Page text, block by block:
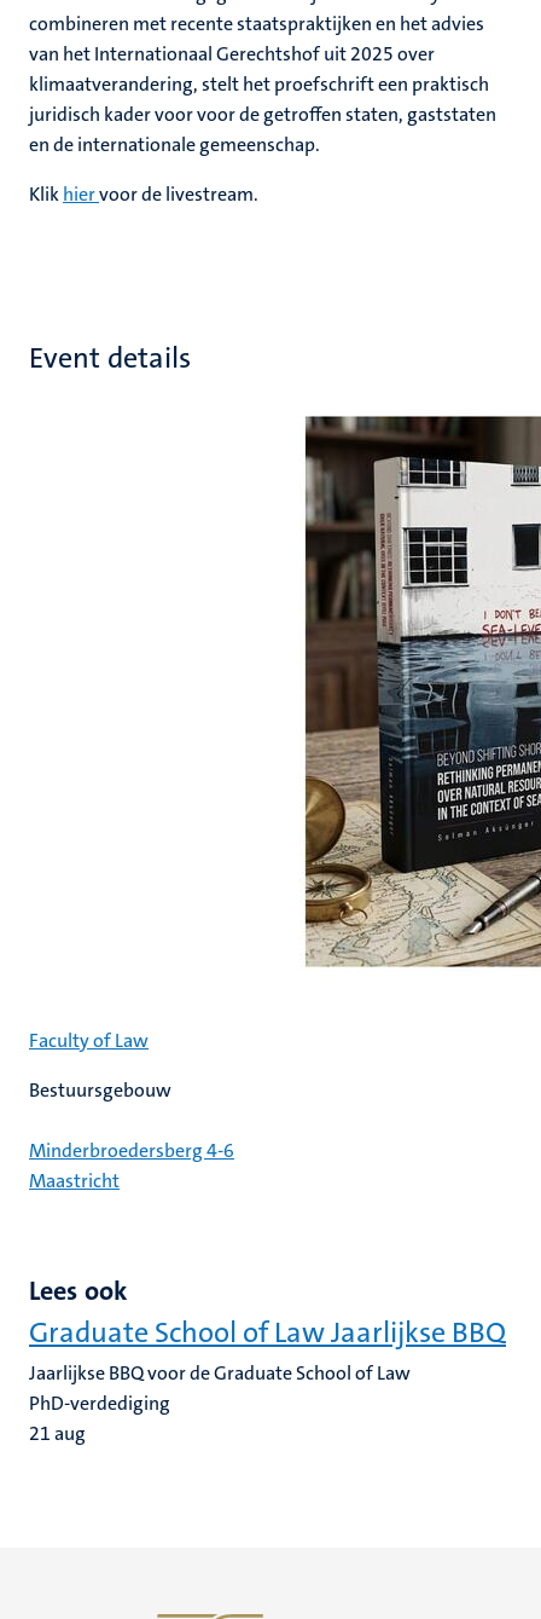
combineren met recente staatspraktijken en het advies
van het Internationaal Gerechtshof uit 2025 over
klimaatverandering, stelt het proefschrift een praktisch
juridisch kader voor voor de getroffen staten, gaststaten
en de internationale gemeenschap.
Klikhiervoor de livestream.
Event details
Faculty of Law
Bestuursgebouw
Minderbroedersberg 4-6
Maastricht
Lees ook
Graduate School of Law Jaarlijkse BBQ
Jaarlijkse BBQ voor de Graduate School of Law
PhD-verdediging
21aug